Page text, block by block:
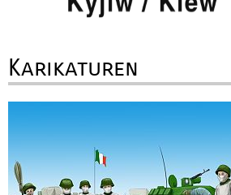
Karikaturen